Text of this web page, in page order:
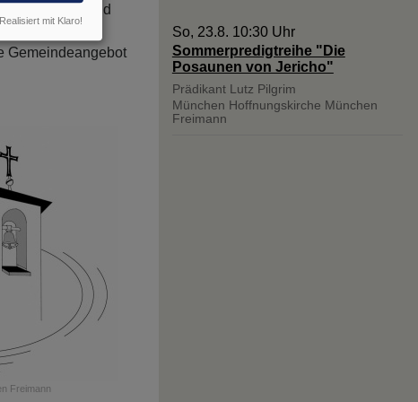
für Kinder und
Gemeindeangebot
Freimann
So, 23.8. 10:30 Uhr
Sommerpredigtreihe "Die
Posaunen von Jericho"
Prädikant Lutz Pilgrim
München Hoffnungskirche München
Freimann
Realisiert mit Klaro!